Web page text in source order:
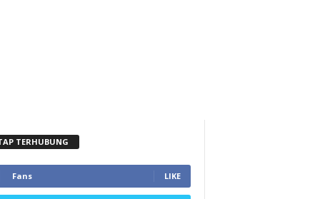
TERHUBUNG
Fans LIKE